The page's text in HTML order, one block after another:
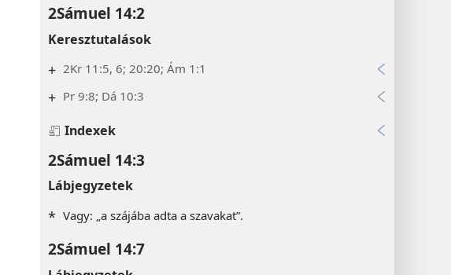
2Sámuel 14:2
Keresztutalások
+ 2Kr 11:5, 6; 20:20; Ám 1:1
+ Pr 9:8; Dá 10:3
Indexek
2Sámuel 14:3
Lábjegyzetek
* Vagy: „a szájába adta a szavakat”.
2Sámuel 14:7